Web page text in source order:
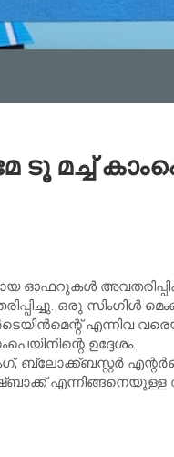
മച്ച്
ഓഫറുകള്‍
ഒരു സിംഗിള്‍
ഉദ്ദേശം.
ബ്ലോക്ക്ബസ്റ്റര്‍